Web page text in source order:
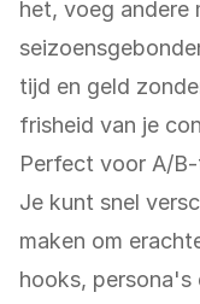
het, voeg andere
tijd en geld
frisheid van je
Perfect voor A/
Je kunt snel
maken om
hooks, persona's